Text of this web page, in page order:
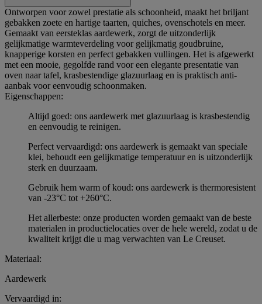
Ontworpen voor zowel prestatie als schoonheid, maakt het briljant
gebakken zoete en hartige taarten, quiches, ovenschotels en meer.
Gemaakt van eersteklas aardewerk, zorgt de uitzonderlijk
gelijkmatige warmteverdeling voor gelijkmatig goudbruine,
knapperige korsten en perfect gebakken vullingen. Het is afgewerkt
met een mooie, gegolfde rand voor een elegante presentatie van
oven naar tafel, krasbestendige glazuurlaag en is praktisch anti-
aanbak voor eenvoudig schoonmaken.
Eigenschappen:
Altijd goed: ons aardewerk met glazuurlaag is krasbestendig
en eenvoudig te reinigen.
Perfect vervaardigd: ons aardewerk is gemaakt van speciale
klei, behoudt een gelijkmatige temperatuur en is uitzonderlijk
sterk en duurzaam.
Gebruik hem warm of koud: ons aardewerk is thermoresistent
van -23°C tot +260°C.
Het allerbeste: onze producten worden gemaakt van de beste
materialen in productielocaties over de hele wereld, zodat u de
kwaliteit krijgt die u mag verwachten van Le Creuset.
Materiaal:
Aardewerk
Vervaardigd in: